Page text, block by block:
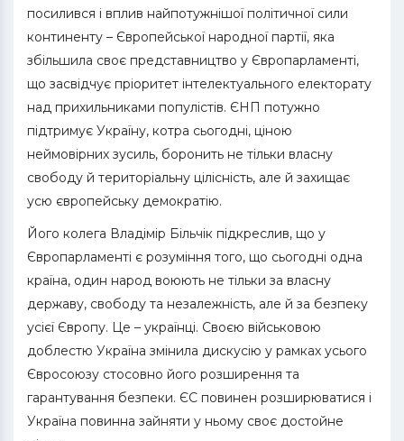
посилився і вплив найпотужнішої політичної сили
континенту – Європейської народної партії, яка
збільшила своє представництво у Європарламенті,
що засвідчує пріоритет інтелектуального електорату
над прихильниками популістів. ЄНП потужно
підтримує Україну, котра сьогодні, ціною
неймовірних зусиль, боронить не тільки власну
свободу й територіальну цілісність, але й захищає
усю європейську демократію.
Його колега Владімір Більчік підкреслив, що у
Європарламенті є розуміння того, що сьогодні одна
країна, один народ воюють не тільки за власну
державу, свободу та незалежність, але й за безпеку
усієї Європу. Це – українці. Своєю військовою
доблестю Україна змінила дискусію у рамках усього
Євросоюзу стосовно його розширення та
гарантування безпеки. ЄС повинен розширюватися і
Україна повинна зайняти у ньому своє достойне